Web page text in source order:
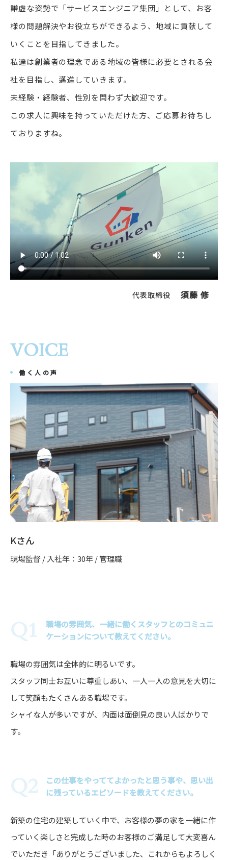
謙虚な姿勢で「サービスエンジニア集団」として、お客
様の問題解決やお役立ちができるよう、地域に貢献して
いくことを目指してきました。
私達は創業者の理念である地域の皆様に必要とされる会
社を目指し、邁進していきます。
未経験・経験者、性別を問わず大歓迎です。
この求人に興味を持っていただけた方、ご応募お待ちし
ておりますね。
代表取締役 須藤 修
VOICE
働く人の声
Kさん
現場監督 / 入社年：30年 / 管理職
職場の雰囲気、一緒に働くスタッフとのコミュニ
ケーションについて教えてください。
職場の雰囲気は全体的に明るいです。
スタッフ同士お互いに尊重しあい、一人一人の意見を大切に
して笑顔もたくさんある職場です。
シャイな人が多いですが、内面は面倒見の良い人ばかりで
す。
この仕事をやっててよかったと思う事や、思い出
に残っているエピソードを教えてください。
新築の住宅の建築していく中で、お客様の夢の家を一緒に作
っていく楽しさと完成した時のお客様のご満足して大変喜ん
でいただき「ありがとうございました、これからもよろしく